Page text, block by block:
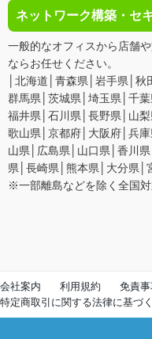
ネットワーク構築・セ
一般的なオフィスから店舗
ならお任せください。
│北海道│青森県│岩手県│
群馬県│茨城県│埼玉県│千
福井県│石川県│長野県│山
歌山県│京都府│大阪府│兵
山県│広島県│山口県│香川
県│長崎県│熊本県│大分県│
※一部離島などを除く全国対
会社案内 利用規約 免責
特定商取引に関する法律に基づ